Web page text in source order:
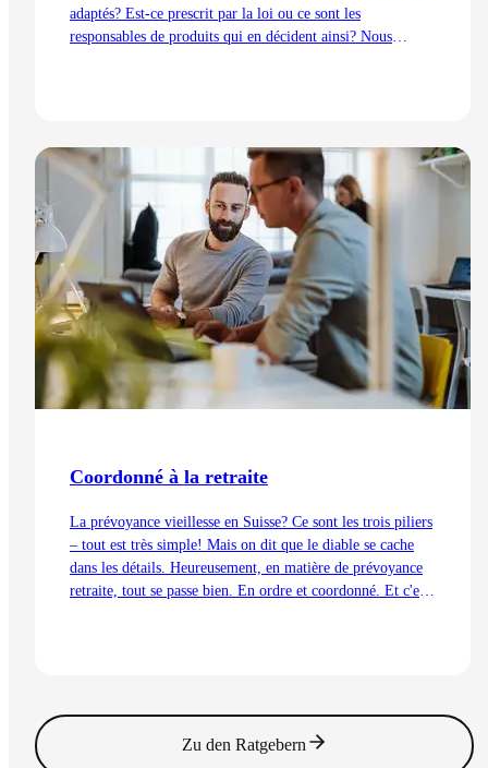
adaptés? Est-ce prescrit par la loi ou ce sont les
responsables de produits qui en décident ainsi? Nous
Lire l'article
Coordonné à la retraite
La prévoyance vieillesse en Suisse? Ce sont les trois piliers
– tout est très simple! Mais on dit que le diable se cache
dans les détails. Heureusement, en matière de prévoyance
retraite, tout se passe bien. En ordre et coordonné. Et c'est
Zu den Ratgebern